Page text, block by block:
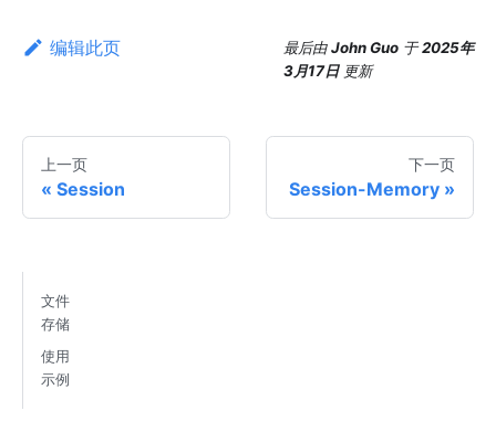
编辑此页 最后由John Guo 于2025年
3月17日 更新
上一页
Session
下一页
Session-Memory
文件
存储
使用
示例